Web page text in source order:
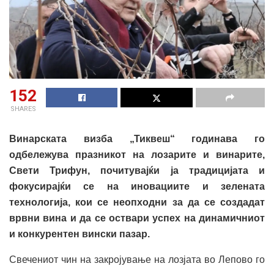
152
SHARES
Винарската визба „Тиквеш“ годинава го
одбележува празникот на лозарите и винарите,
Свети Трифун, почитувајќи ја традицијата и
фокусирајќи се на иновациите и зелената
технологија, кои се неопходни за да се создадат
врвни вина и да се оствари успех на динамичниот
и конкурентен вински пазар.
Свечениот чин на закројување на лозјата во Лепово го